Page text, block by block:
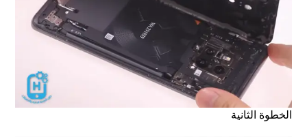
الخطوة الثانية